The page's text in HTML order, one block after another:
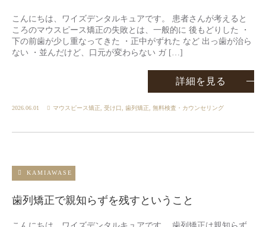
こんにちは、ワイズデンタルキュアです。 患者さんが考えると
ころのマウスピース矯正の失敗とは、一般的に 後もどりした ・
下の前歯が少し重なってきた ・正中がずれた など 出っ歯が治ら
ない ・並んだけど、口元が変わらない ガ […]
詳細を見る
2026.06.01 マウスピース矯正 受け口 歯列矯正 無料検査・カウンセリング
KAMIAWASE
歯列矯正で親知らずを残すということ